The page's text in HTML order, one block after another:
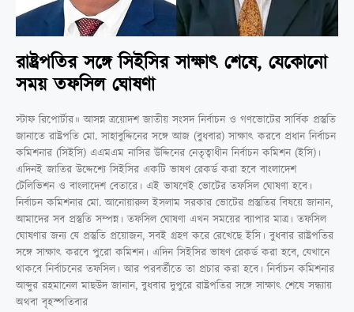
রাষ্ট্রপতির সঙ্গে সিইসির সাক্ষাৎ শেষে, যেকোনো
সময় তফসিল ঘোষণা
স্টাফ রিপোর্টার॥ আসন্ন ত্রয়োদশ জাতীয় সংসদ নির্বাচন ও গণভোটের সার্বিক প্রস্তুতি
জানাতে রাষ্ট্রপতি মো. সাহাবুদ্দিনের সঙ্গে আজ (বুধবার) সাক্ষাৎ করবে প্রধান নির্বাচন
কমিশনার (সিইসি) এএমএম নাসির উদ্দিনের নেতৃত্বাধীন নির্বাচন কমিশন (ইসি)।
এদিনই জাতির উদ্দেশ্যে সিইসির একটি ভাষণ রেকর্ড করা হবে বাংলাদেশ
টেলিভিশন ও বাংলাদেশ বেতারে। এই ভাষণেই ভোটের তফসিল ঘোষণা হবে।
নির্বাচন কমিশনার মো. আনোয়ারুল ইসলাম সরকার ভোটের প্রস্তুতির বিষয়ে জানান,
আমাদের সব প্রস্তুতি সম্পন্ন। তফসিল ঘোষণা এখন সময়ের ব্যাপার মাত্র। তফসিল
ঘোষণার জন্য যে প্রস্তুতি প্রয়োজন, সবই গ্রহণ করে রেখেছে ইসি। বুধবার রাষ্ট্রপতির
সঙ্গে সাক্ষাৎ করবে পুরো কমিশন। এদিন সিইসির ভাষণ রেকর্ড করা হবে, যেখানে
থাকবে নির্বাচনের তফসিল। আর পরবর্তীতে তা প্রচার করা হবে। নির্বাচন কমিশনার
আব্দুর রহমানেল মাছউদ জানান, বুধবার দুপুরে রাষ্ট্রপতির সঙ্গে সাক্ষাৎ শেষে সন্ধ্যায়
অথবা বৃহস্পতিবার